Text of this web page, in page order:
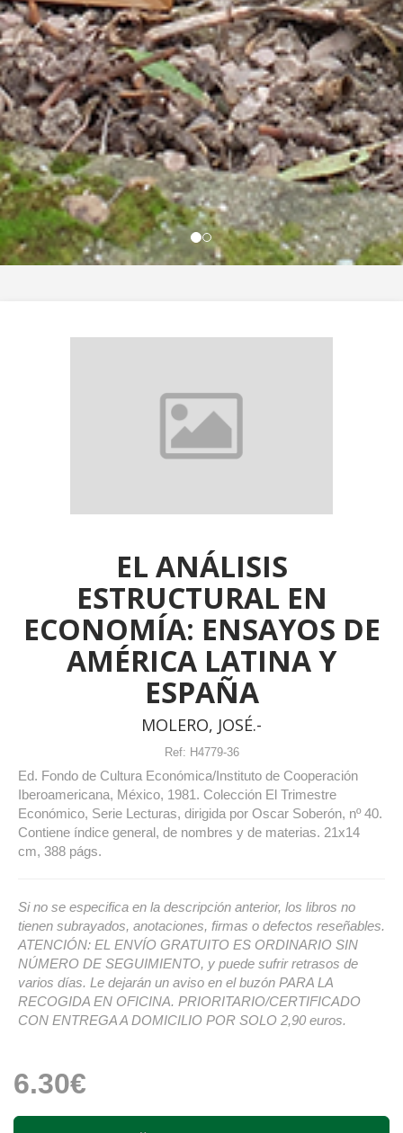
EL ANÁLISIS
ESTRUCTURAL EN
ECONOMÍA: ENSAYOS DE
AMÉRICA LATINA Y
ESPAÑA
MOLERO, JOSÉ.-
Ref: H4779-36
Ed. Fondo de Cultura Económica/Instituto de Cooperación
Iberoamericana, México, 1981. Colección El Trimestre
Económico, Serie Lecturas, dirigida por Oscar Soberón, nº 40.
Contiene índice general, de nombres y de materias. 21x14
cm, 388 págs.
Si no se especifica en la descripción anterior, los libros no
tienen subrayados, anotaciones, firmas o defectos reseñables.
ATENCIÓN: EL ENVÍO GRATUITO ES ORDINARIO SIN
NÚMERO DE SEGUIMIENTO, y puede sufrir retrasos de
varios días. Le dejarán un aviso en el buzón PARA LA
RECOGIDA EN OFICINA. PRIORITARIO/CERTIFICADO
CON ENTREGA A DOMICILIO POR SOLO 2,90 euros.
6.30€